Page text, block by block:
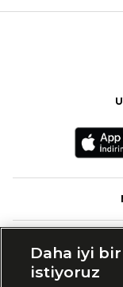
Daha iyi
istiyoruz